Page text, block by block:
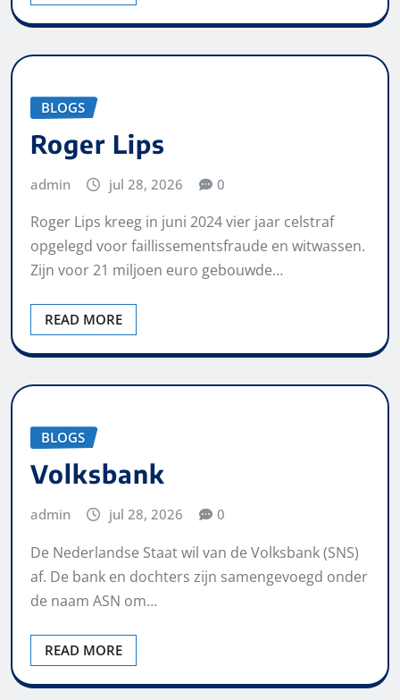
BLOGS
Roger Lips
admin jul 28, 2026 0
Roger Lips kreeg in juni 2024 vier jaar celstraf
opgelegd voor faillissementsfraude en witwassen.
Zijn voor 21 miljoen euro gebouwde…
READ MORE
BLOGS
Volksbank
admin jul 28, 2026 0
De Nederlandse Staat wil van de Volksbank (SNS)
af. De bank en dochters zijn samengevoegd onder
de naam ASN om…
READ MORE